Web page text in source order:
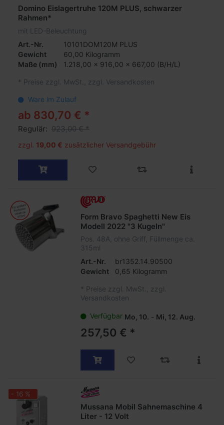
Domino Eislagertruhe 120M PLUS, schwarzer
Rahmen*
mit LED-Beleuchtung
Art.-Nr.
10101DOM120M PLUS
Gewicht
60,00 Kilogramm
Maße (mm) 1.218,00 x 916,00 x 667,00 (B/H/L)
* Preise zzgl. MwSt., zzgl. Versandkosten
Ware im Zulauf
ab 830,70 € *
Regulär: 923,00 € *
zzgl. 19,00 € zusätzlicher Versandgebühr
Form Bravo Spaghetti New Eis
Modell 2022 "3 Kugeln"
Pos. 48A, ohne Griff, Füllmenge ca.
315ml
Art.-Nr.
br1352.14.90500
Gewicht
0,65 Kilogramm
* Preise zzgl. MwSt., zzgl.
Versandkosten
Verfügbar Mo, 10. - Mi, 12. Aug.
257,50 € *
- 16 %
Mussana Mobil Sahnemaschine 4
Liter - 12 Volt